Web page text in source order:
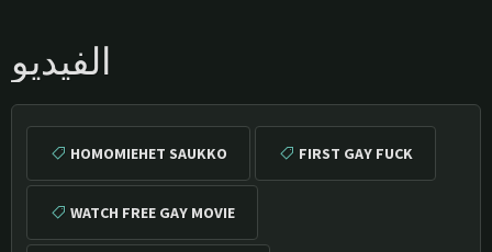
الفيديو
HOMOMIEHET SAUKKO FIRST GAY FUCK
WATCH FREE GAY MOVIE